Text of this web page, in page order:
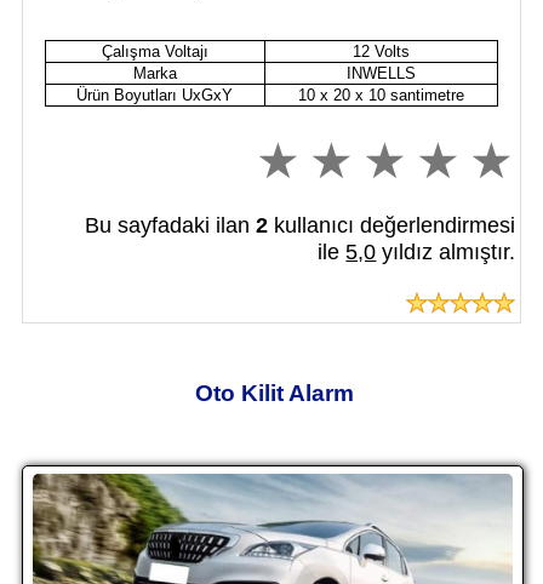
Çalışma Voltajı
12 Volts
Marka
INWELLS
Ürün Boyutları UxGxY
10 x 20 x 10 santimetre
Bu sayfadaki ilan2 kullanıcı değerlendirmesi
ile5,0 yıldız almıştır.
Oto Kilit Alarm